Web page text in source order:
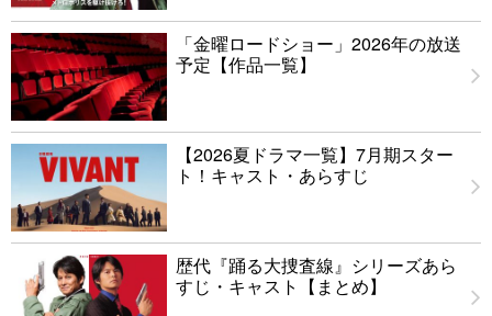
「金曜ロードショー」2026年の放送
予定【作品一覧】
【2026夏ドラマ一覧】7月期スター
ト！キャスト・あらすじ
歴代『踊る大捜査線』シリーズあら
すじ・キャスト【まとめ】